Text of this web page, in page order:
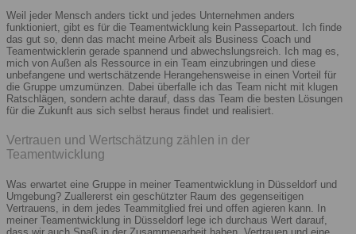
Weil jeder Mensch anders tickt und jedes Unternehmen anders
funktioniert, gibt es für die Teamentwicklung kein Passepartout. Ich finde
das gut so, denn das macht meine Arbeit als Business Coach und
Teamentwicklerin gerade spannend und abwechslungsreich. Ich mag es,
mich von Außen als Ressource in ein Team einzubringen und diese
unbefangene und wertschätzende Herangehensweise in einen Vorteil für
die Gruppe umzumünzen. Dabei überfalle ich das Team nicht mit klugen
Ratschlägen, sondern achte darauf, dass das Team die besten Lösungen
für die Zukunft aus sich selbst heraus findet und realisiert.
Vertrauen und Wertschätzung zählen in der
Teamentwicklung
Was erwartet eine Gruppe in meiner Teamentwicklung in Düsseldorf und
Umgebung? Zuallererst ein geschützter Raum des gegenseitigen
Vertrauens, in dem jedes Teammitglied frei und offen agieren kann. In
meiner Teamentwicklung in Düsseldorf lege ich durchaus Wert darauf,